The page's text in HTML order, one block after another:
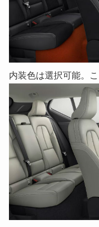
内装色は選択可能。